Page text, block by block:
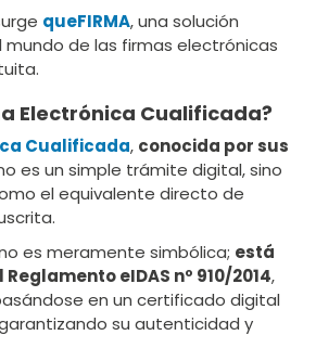
queFIRMA, una solución
mundo de las firmas electrónicas
Electrónica Cualificada?
Cualificada, conocida por sus
es un simple trámite digital, sino
el equivalente directo de
es meramente simbólica; está
eIDAS nº 910/2014,
en un certificado digital
su autenticidad y